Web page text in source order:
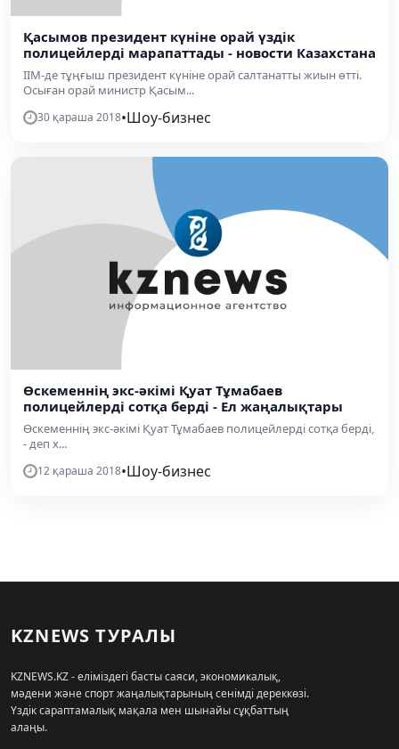
Қасымов президент күніне орай үздік
полицейлерді марапаттады - новости Казахстана
ІІМ-де тұңғыш президент күніне орай салтанатты жиын өтті.
Осыған орай министр Қасым...
30 қараша 2018•Шоу-бизнес
Өскеменнің экс-әкімі Қуат Тұмабаев
полицейлерді сотқа берді - Ел жаңалықтары
Өскеменнің экс-әкімі Қуат Тұмабаев полицейлерді сотқа берді,
- деп х...
12 қараша 2018•Шоу-бизнес
KZNEWS ТУРАЛЫ
KZNEWS.KZ - еліміздегі басты саяси, экономикалық,
мәдени және спорт жаңалықтарының сенімді дереккөзі.
Үздік сараптамалық мақала мен шынайы сұқбаттың
алаңы.